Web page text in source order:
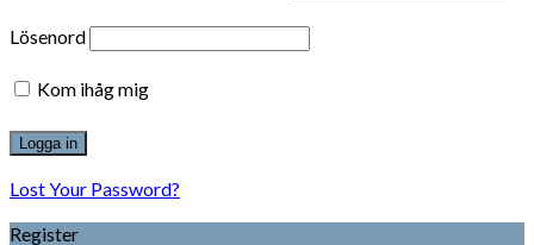
Lösenord
Kom ihåg mig
Lost Your Password?
Register